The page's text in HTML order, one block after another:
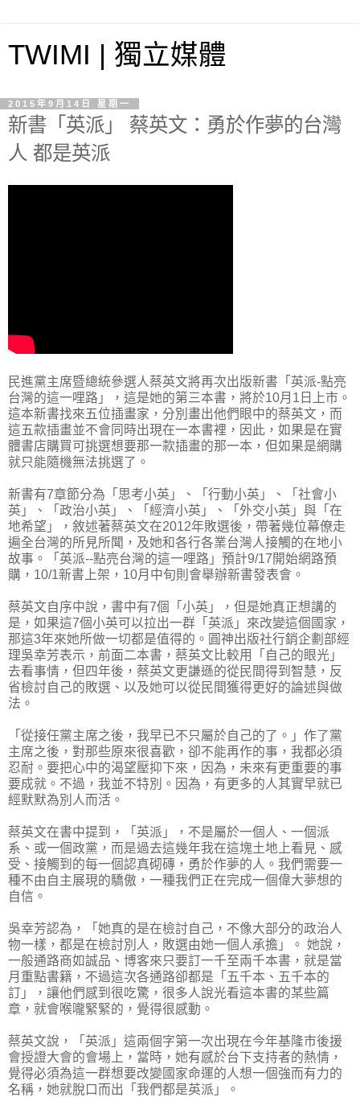
TWIMI | 獨立媒體
2015年9月14日 星期一
新書「英派」 蔡英文：勇於作夢的台灣
人 都是英派
民進黨主席暨總統參選人蔡英文將再次出版新書「英派-點亮
台灣的這一哩路」，這是她的第三本書，將於10月1日上市。
這本新書找來五位插畫家，分別畫出他們眼中的蔡英文，而
這五款插畫並不會同時出現在一本書裡，因此，如果是在實
體書店購買可挑選想要那一款插畫的那一本，但如果是網購
就只能隨機無法挑選了。
新書有7章節分為「思考小英」、「行動小英」、「社會小
英」、「政治小英」、「經濟小英」、「外交小英」與「在
地希望」，敘述著蔡英文在2012年敗選後，帶著幾位幕僚走
遍全台灣的所見所聞，及她和各行各業台灣人接觸的在地小
故事。「英派--點亮台灣的這一哩路」預計9/17開始網路預
購，10/1新書上架，10月中旬則會舉辦新書發表會。
蔡英文自序中說，書中有7個「小英」，但是她真正想講的
是，如果這7個小英可以拉出一群「英派」來改變這個國家，
那這3年來她所做一切都是值得的。圓神出版社行銷企劃部經
理吳幸芳表示，前面二本書，蔡英文比較用「自己的眼光」
去看事情，但四年後，蔡英文更謙遜的從民間得到智慧，反
省檢討自己的敗選、以及她可以從民間獲得更好的論述與做
法。
「從接任黨主席之後，我早已不只屬於自己的了。」作了黨
主席之後，對那些原來很喜歡，卻不能再作的事，我都必須
忍耐。要把心中的渴望壓抑下來，因為，未來有更重要的事
要成就。不過，我並不特別。因為，有更多的人其實早就已
經默默為別人而活。
蔡英文在書中提到，「英派」，不是屬於一個人、一個派
系、或一個政黨，而是過去這幾年我在這塊土地上看見、感
受、接觸到的每一個認真砌磚，勇於作夢的人。我們需要一
種不由自主展現的驕傲，一種我們正在完成一個偉大夢想的
自信。
吳幸芳認為，「她真的是在檢討自己，不像大部分的政治人
物一樣，都是在檢討別人，敗選由她一個人承擔」。 她說，
一般通路商如誠品、博客來只要訂一千至兩千本書，就是當
月重點書籍，不過這次各通路卻都是「五千本、五千本的
訂」，讓他們感到很吃驚，很多人說光看這本書的某些篇
章，就會喉嚨緊緊的，覺得很感動。
蔡英文說，「英派」這兩個字第一次出現在今年基隆市後援
會授證大會的會場上，當時，她有感於台下支持者的熱情，
覺得必須為這一群想要改變國家命運的人想一個強而有力的
名稱，她就脫口而出「我們都是英派」。